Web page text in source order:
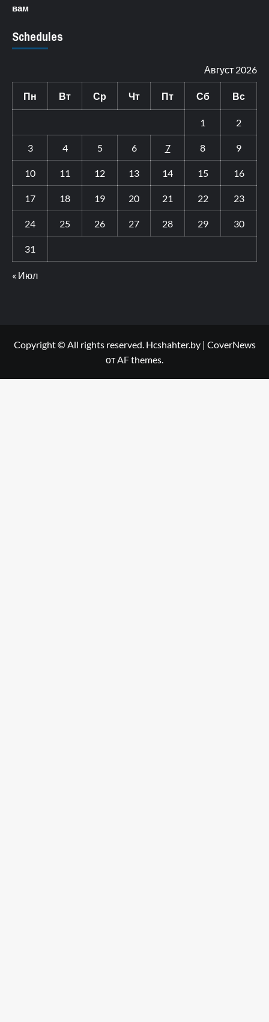
вам
Schedules
Август 2026
Пн Вт Ср Чт Пт Сб Вс
1 2
3 4 5 6 7 8 9
10 11 12 13 14 15 16
17 18 19 20 21 22 23
24 25 26 27 28 29 30
31
« Июл
Copyright © All rights reserved. Hcshahter.by | CoverNews
от AF themes.